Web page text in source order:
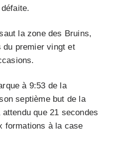
la zone des Bruins,
premier vingt et
à 9:53 de la
septième but de la
que 21 secondes
formations à la case